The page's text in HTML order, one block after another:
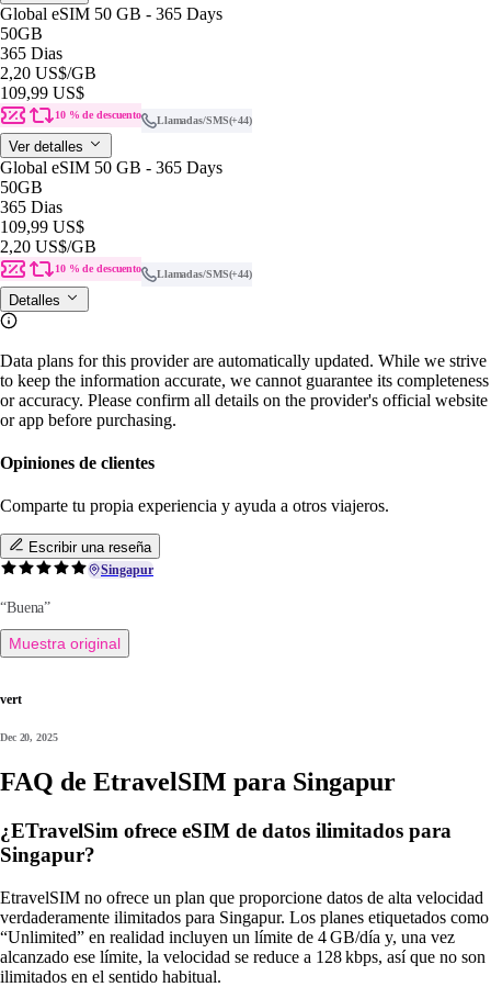
Global eSIM 50 GB - 365 Days
50GB
365 Dias
2,20 US$/GB
109,99 US$
10 % de descuento Llamadas/SMS(+44)
Ver detalles
Global eSIM 50 GB - 365 Days
50GB
365 Dias
109,99 US$
2,20 US$/GB
10 % de descuento Llamadas/SMS(+44)
Detalles
Data plans for this provider are automatically updated. While we strive
to keep the information accurate, we cannot guarantee its completeness
or accuracy. Please confirm all details on the provider's official website
or app before purchasing.
Opiniones de clientes
Comparte tu propia experiencia y ayuda a otros viajeros.
Escribir una reseña
Singapur
“Buena”
Muestra original
vert
Dec 20, 2025
FAQ de EtravelSIM para Singapur
¿ETravelSim ofrece eSIM de datos ilimitados para
Singapur?
EtravelSIM no ofrece un plan que proporcione datos de alta velocidad
verdaderamente ilimitados para Singapur. Los planes etiquetados como
“Unlimited” en realidad incluyen un límite de 4 GB/día y, una vez
alcanzado ese límite, la velocidad se reduce a 128 kbps, así que no son
ilimitados en el sentido habitual.